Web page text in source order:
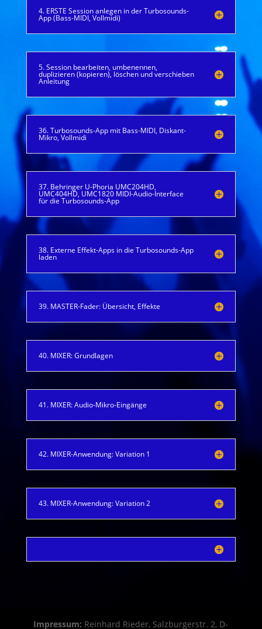
4. ERSTE Session anlegen in der Turbosounds-
App (Bass-MIDI, Vollmidi)
5. Session bearbeiten, umbenennen,
duplizieren (kopieren), löschen und verschieben
Anleitung
36. Turbosounds-App mit Bass-MIDI, Diskant-
Mikro, Vollmidi
37. Behringer U-Phoria UMC204HD,
UMC404HD, UMC1820 MIDI-Audio-Interface
für die Turbosounds-App
38. Externe Effekt-Apps in die Turbosounds-App
laden
39. MASTER-Fader: Übersicht, Effekte
40. MIXER: Grundlagen
41. MIXER: Audio-Mikro-Eingänge
42. MIXER-Anwendung: Variation 1
43. MIXER-Anwendung: Variation 2
Impressum: Reinhard Rieder, Salzburgerstr. 2, D-